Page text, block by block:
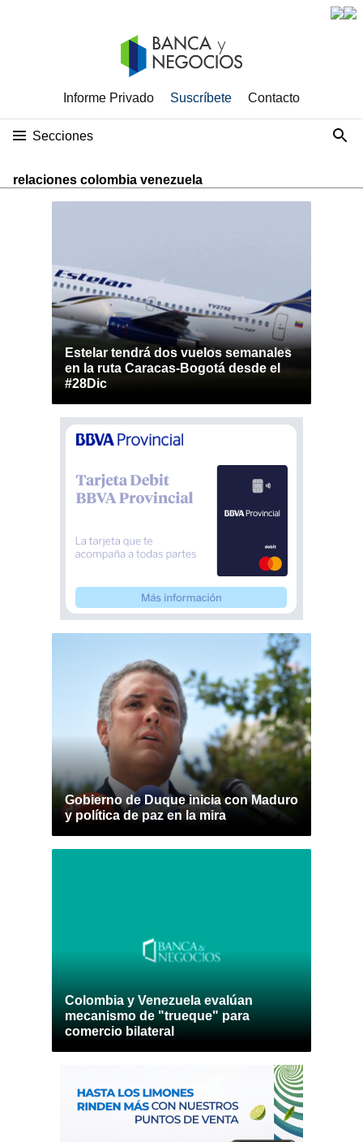
Informe Privado Suscríbete Contacto
Secciones
relaciones colombia venezuela
Estelar tendrá dos vuelos semanales
en la ruta Caracas-Bogotá desde el
#28Dic
Gobierno de Duque inicia con Maduro
y política de paz en la mira
Colombia y Venezuela evalúan
mecanismo de "trueque" para
comercio bilateral